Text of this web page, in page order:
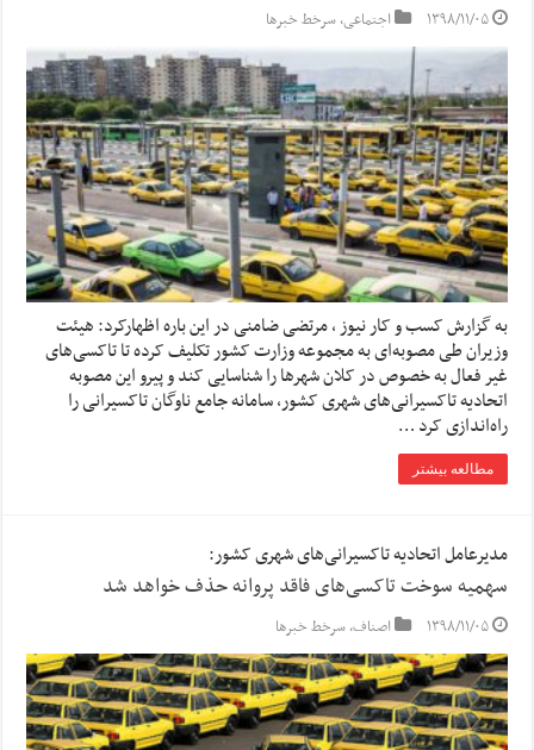
۱۳۹۸/۱۱/۰۵ اجتماعی,سرخط خبرها
به گزارش کسب و کار نیوز ، مرتضی ضامنی در این باره اظهارکرد: هیئت
وزیران طی مصوبه‌ای به مجموعه وزارت کشور تکلیف کرده تا تاکسی‌های
غیر فعال به خصوص در کلان شهرها را شناسایی کند و پیرو این مصوبه
اتحادیه تاکسیرانی‌های شهری کشور، سامانه جامع ناوگان تاکسیرانی را
راه‌اندازی کرد …
مطالعه بیشتر
مدیرعامل اتحادیه تاکسیرانی‌های شهری کشور:
سهمیه سوخت تاکسی‌های فاقد پروانه حذف خواهد شد
۱۳۹۸/۱۱/۰۵ اصناف,سرخط خبرها